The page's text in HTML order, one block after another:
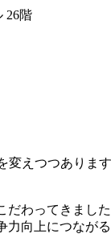
26階
えつつあり
わってきまし
向上につながる